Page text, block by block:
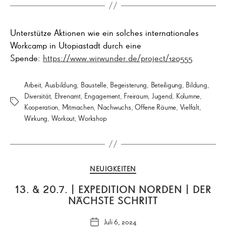
Unterstütze Aktionen wie ein solches internationales
Workcamp in Utopiastadt durch eine
Spende: https://www.wirwunder.de/project/120555
Schlagwörter
Arbeit, Ausbildung, Baustelle, Begeisterung, Beteiligung, Bildung,
Diversität, Ehrenamt, Engagement, Freiraum, Jugend, Kolumne,
Kooperation, Mitmachen, Nachwuchs,Offene Räume, Vielfalt,
Wirkung, Workout,Workshop
Kategorien
NEUIGKEITEN
13. & 20.7. | EXPEDITION NORDEN | DER
NÄCHSTE SCHRITT
Veröffentlichungsdatum
Juli 6, 2024